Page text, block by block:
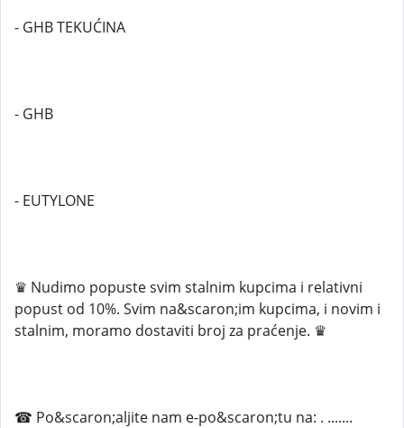
- GHB TEKUĆINA
- GHB
- EUTYLONE
♛ Nudimo popuste svim stalnim kupcima i relativni
popust od 10%. Svim na&scaron;im kupcima, i novim i
stalnim, moramo dostaviti broj za praćenje. ♛
☎ Po&scaron;aljite nam e-po&scaron;tu na: . .......